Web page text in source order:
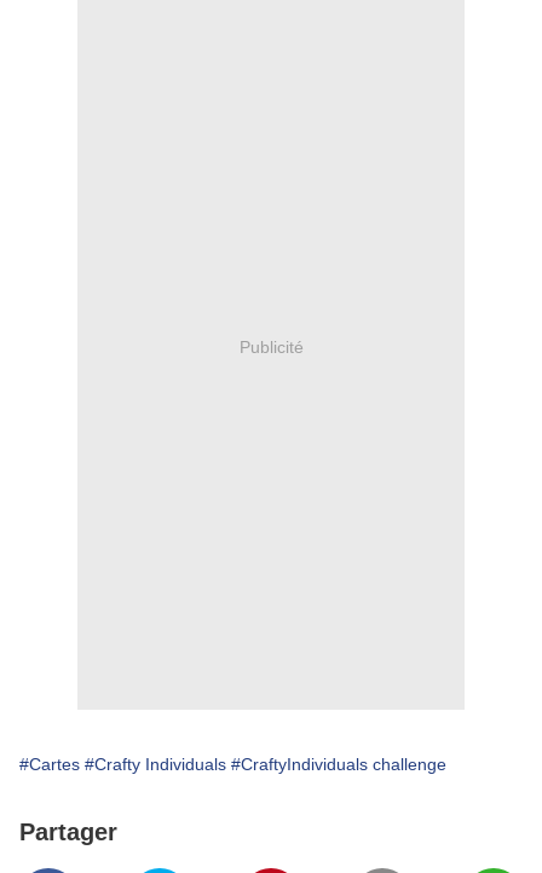
Publicité
#Cartes #Crafty Individuals #CraftyIndividuals challenge
Partager